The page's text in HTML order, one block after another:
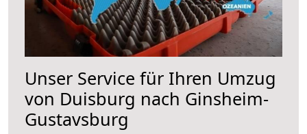
Unser Service für Ihren Umzug
von Duisburg nach Ginsheim-
Gustavsburg